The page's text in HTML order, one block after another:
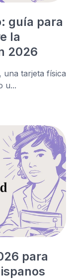
guía para
la
2026
una tarjeta física
u...
para